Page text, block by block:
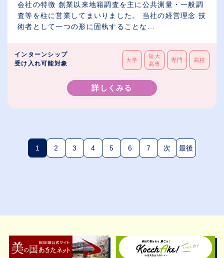
会社の特徴 創業以来地籍調査を主に公共測量・一般調
査等を柱に営業してまいりました。 当社の経営理念 技
術者として一つの形に固執することな...
インターンシップ
受け入れ可能対象
大学
短大
高専
専門 高校
詳しくみる
1(現在のページ)
2 3 4 5 6 7 次 最後